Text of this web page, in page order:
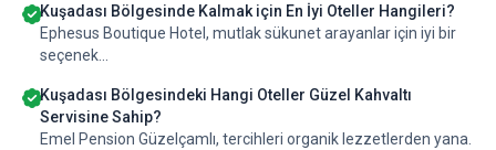
Kuşadası Bölgesinde Kalmak için En İyi Oteller Hangileri?
Ephesus Boutique Hotel, mutlak sükunet arayanlar için iyi bir
seçenek...
Kuşadası Bölgesindeki Hangi Oteller Güzel Kahvaltı
Servisine Sahip?
Emel Pension Güzelçamlı, tercihleri organik lezzetlerden yana.